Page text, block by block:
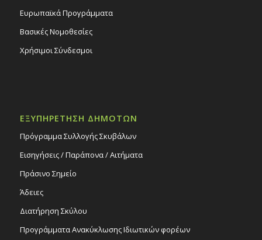
Ευρωπαϊκά Προγράμματα
Βασικές Νομοθεσίες
Χρήσιμοι Σύνδεσμοι
ΕΞΥΠΗΡΕΤΗΣΗ ΔΗΜΟΤΩΝ
Πρόγραμμα Συλλογής Σκυβάλων
Εισηγήσεις / Παράπονα / Αιτήματα
Πράσινο Σημείο
Άδειες
Διατήρηση Σκύλου
Προγράμματα Ανακύκλωσης Ιδιωτικών φορέων